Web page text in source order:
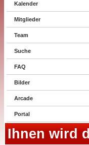
Kalender
Mitglieder
Team
Suche
FAQ
Bilder
Arcade
Portal
Ihnen wird